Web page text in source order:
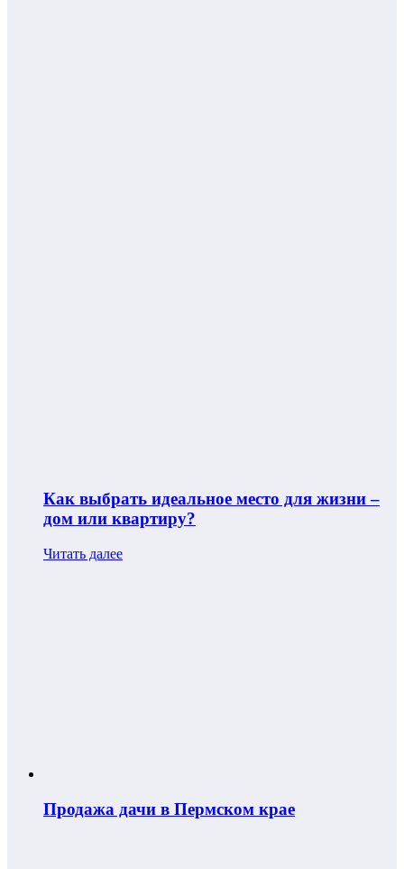
Как выбрать идеальное место для жизни –
дом или квартиру?
Читать далее
Продажа дачи в Пермском крае